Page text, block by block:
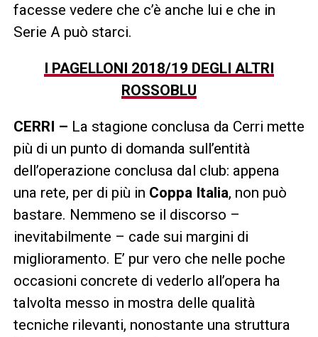
facesse vedere che c’è anche lui e che in
Serie A può starci.
I PAGELLONI 2018/19 DEGLI ALTRI
ROSSOBLU
CERRI – La stagione conclusa da Cerri mette
più di un punto di domanda sull’entità
dell’operazione conclusa dal club: appena
una rete, per di più in Coppa Italia, non può
bastare. Nemmeno se il discorso –
inevitabilmente – cade sui margini di
miglioramento. E’ pur vero che nelle poche
occasioni concrete di vederlo all’opera ha
talvolta messo in mostra delle qualità
tecniche rilevanti, nonostante una struttura